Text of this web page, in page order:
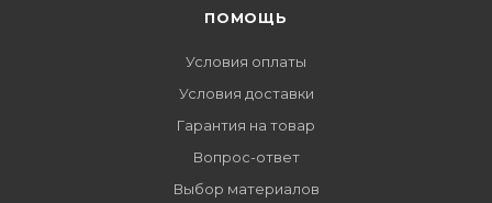
ПОМОЩЬ
Условия оплаты
Условия доставки
Гарантия на товар
Вопрос-ответ
Выбор материалов